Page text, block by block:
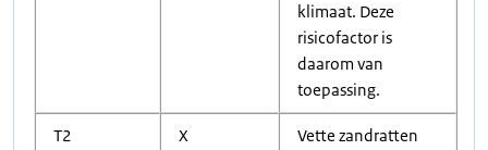
klimaat. Deze
risicofactor is
daarom van
toepassing.
T2 X
Vette zandratten